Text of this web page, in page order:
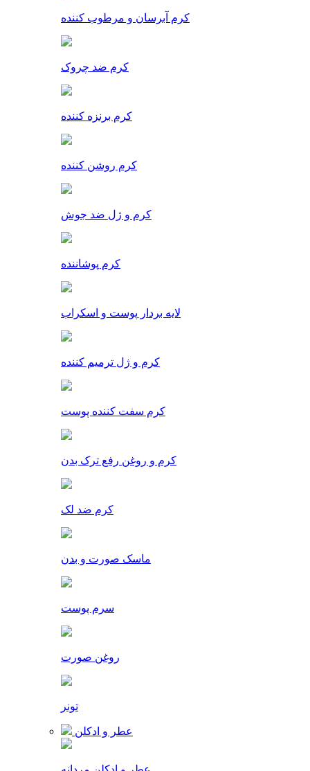
کرم آبرسان و مرطوب کننده
کرم ضد چروک
کرم برنزه کننده
کرم روشن کننده
کرم و ژل ضد جوش
کرم پوشاننده
لایه بردار پوست و اسکراب
کرم و ژل ترمیم کننده
کرم سفت کننده پوست
کرم و روغن رفع ترک بدن
کرم ضد لک
ماسک صورت و بدن
سرم پوست
روغن صورت
تونر
عطر و ادکلن